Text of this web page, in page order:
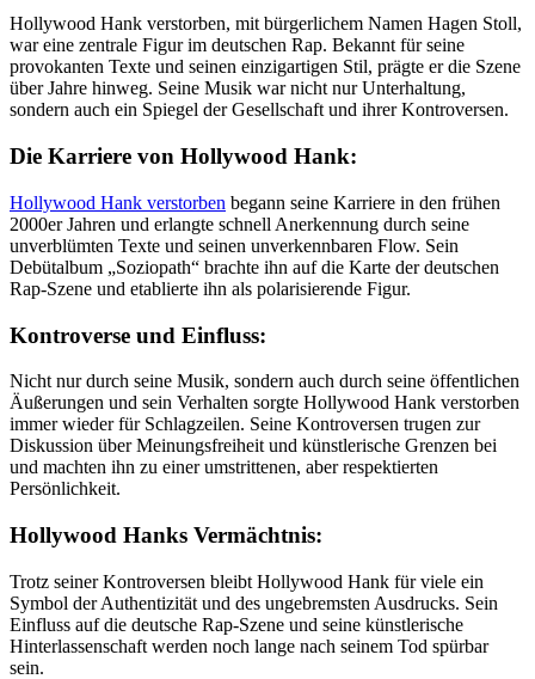
Hollywood Hank verstorben, mit bürgerlichem Namen Hagen Stoll,
war eine zentrale Figur im deutschen Rap. Bekannt für seine
provokanten Texte und seinen einzigartigen Stil, prägte er die Szene
über Jahre hinweg. Seine Musik war nicht nur Unterhaltung,
sondern auch ein Spiegel der Gesellschaft und ihrer Kontroversen.
Die Karriere von Hollywood Hank:
Hollywood Hank verstorben begann seine Karriere in den frühen
2000er Jahren und erlangte schnell Anerkennung durch seine
unverblümten Texte und seinen unverkennbaren Flow. Sein
Debütalbum „Soziopath“ brachte ihn auf die Karte der deutschen
Rap-Szene und etablierte ihn als polarisierende Figur.
Kontroverse und Einfluss:
Nicht nur durch seine Musik, sondern auch durch seine öffentlichen
Äußerungen und sein Verhalten sorgte Hollywood Hank verstorben
immer wieder für Schlagzeilen. Seine Kontroversen trugen zur
Diskussion über Meinungsfreiheit und künstlerische Grenzen bei
und machten ihn zu einer umstrittenen, aber respektierten
Persönlichkeit.
Hollywood Hanks Vermächtnis:
Trotz seiner Kontroversen bleibt Hollywood Hank für viele ein
Symbol der Authentizität und des ungebremsten Ausdrucks. Sein
Einfluss auf die deutsche Rap-Szene und seine künstlerische
Hinterlassenschaft werden noch lange nach seinem Tod spürbar
sein.